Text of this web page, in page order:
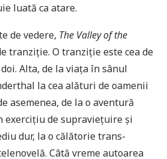
luată ca atare.
de vedere, The Valley of the
tranziție. O tranziție este cea de
Alta, de la viața în sânul
la cea alături de oamenii
asemenea, de la o aventură
exercițiu de supraviețuire și
dur, la o călătorie trans-
Câtă vreme autoarea